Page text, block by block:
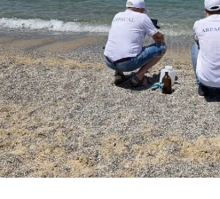
EVENTI
SPORT
Streaming
LAC TV